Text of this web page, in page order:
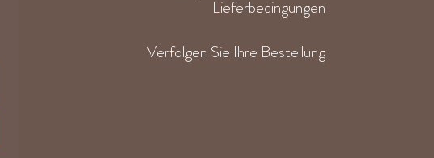
Lieferbedingungen
Verfolgen Sie Ihre Bestellung